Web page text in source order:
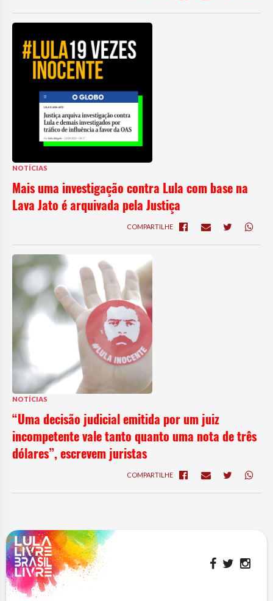
NOTÍCIAS
Mais uma investigação contra Lula com base na
Lava Jato é arquivada pela Justiça
COMPARTILHE
NOTÍCIAS
“Uma decisão judicial emitida por um juiz
incompetente vale tanto quanto uma nota de três
dólares”, escrevem juristas
COMPARTILHE